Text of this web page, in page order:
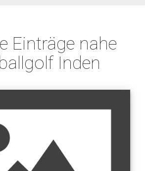
Einträge nahe
Inden